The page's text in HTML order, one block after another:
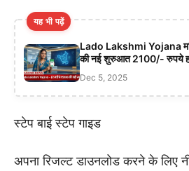
यह भी पढ़ें
Lado Lakshmi Yojana
की नई शुरुआत 2100/- रुपये
Dec 5, 2025
स्टेप बाई स्टेप गाइड
अपना रिजल्ट डाउनलोड करने के लिए